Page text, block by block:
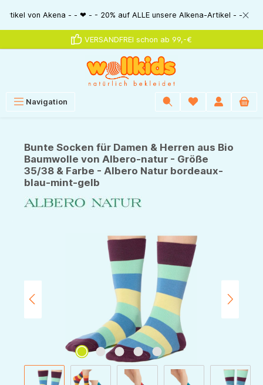
springen
- - ❤ - - 20% auf ALLE unsere Alkena-Artikel - - ❤ - - 20%
VERSANDFREI schon ab 99,-€
Navigation
Bunte Socken für Damen & Herren aus Bio
Baumwolle von Albero-natur - Größe
35/38 & Farbe - Albero Natur bordeaux-
blau-mint-gelb
Bildergalerie überspringen